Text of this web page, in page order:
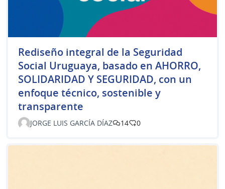
Rediseño integral de la Seguridad
Social Uruguaya, basado en AHORRO,
SOLIDARIDAD Y SEGURIDAD, con un
enfoque técnico, sostenible y
transparente
JORGE LUIS GARCÍA DÍAZ 14 0